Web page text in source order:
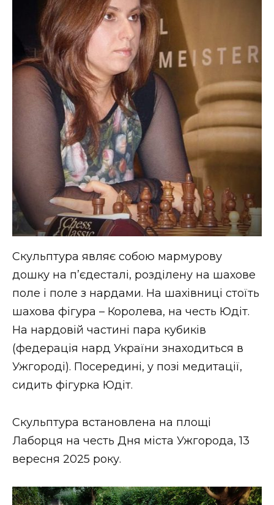
Скульптура являє собою мармурову
дошку на п’єдесталі, розділену на шахове
поле і поле з нардами. На шахівниці стоїть
шахова фігура – Королева, на честь Юдіт.
На нардовій частині пара кубиків
(федерація нард України знаходиться в
Ужгороді). Посередині, у позі медитації,
сидить фігурка Юдіт.
Скульптура встановлена на площі
Лаборця на честь Дня міста Ужгорода, 13
вересня 2025 року.